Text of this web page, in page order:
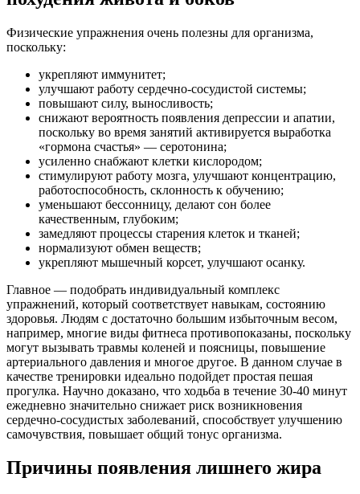
Физические упражнения очень полезны для организма,
поскольку:
укрепляют иммунитет;
улучшают работу сердечно-сосудистой системы;
повышают силу, выносливость;
снижают вероятность появления депрессии и апатии,
поскольку во время занятий активируется выработка
«гормона счастья» — серотонина;
усиленно снабжают клетки кислородом;
стимулируют работу мозга, улучшают концентрацию,
работоспособность, склонность к обучению;
уменьшают бессонницу, делают сон более
качественным, глубоким;
замедляют процессы старения клеток и тканей;
нормализуют обмен веществ;
укрепляют мышечный корсет, улучшают осанку.
Главное — подобрать индивидуальный комплекс
упражнений, который соответствует навыкам, состоянию
здоровья. Людям с достаточно большим избыточным весом,
например, многие виды фитнеса противопоказаны, поскольку
могут вызывать травмы коленей и поясницы, повышение
артериального давления и многое другое. В данном случае в
качестве тренировки идеально подойдет простая пешая
прогулка. Научно доказано, что ходьба в течение 30-40 минут
ежедневно значительно снижает риск возникновения
сердечно-сосудистых заболеваний, способствует улучшению
самочувствия, повышает общий тонус организма.
Причины появления лишнего жира